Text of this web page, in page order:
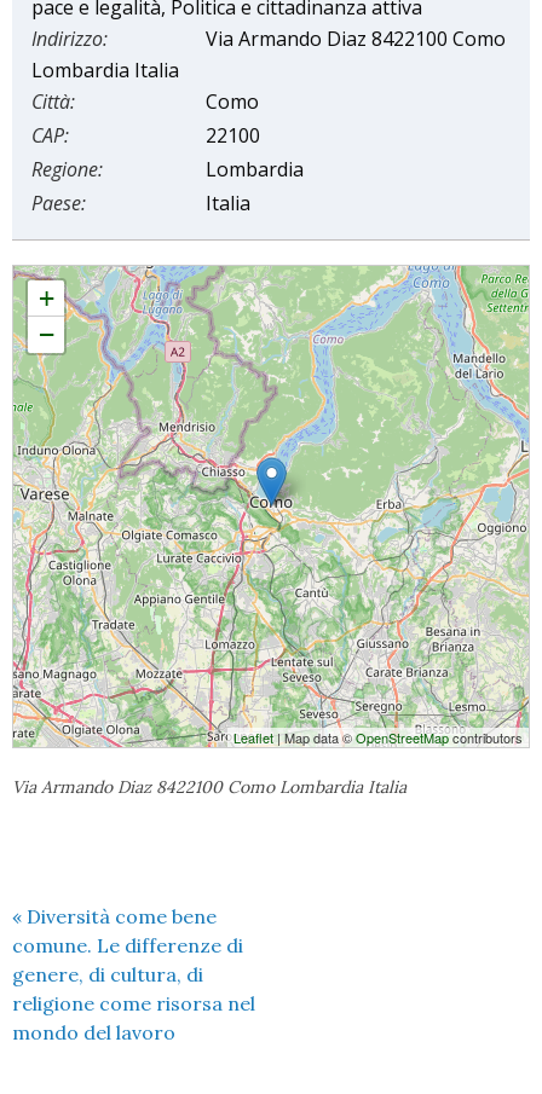
pace e legalità, Politica e cittadinanza attiva
Indirizzo:
Via Armando Diaz 8422100 Como
Lombardia Italia
Città:
Como
CAP:
22100
Regione:
Lombardia
Paese:
Italia
Agenda 2030, strumento di pace. La sostenibilità si costruisce nel territorio
+
−
Leaflet| Map data ©OpenStreetMapcontributors
Via Armando Diaz 8422100 Como Lombardia Italia
« Diversità come bene
comune. Le differenze di
genere, di cultura, di
religione come risorsa nel
mondo del lavoro